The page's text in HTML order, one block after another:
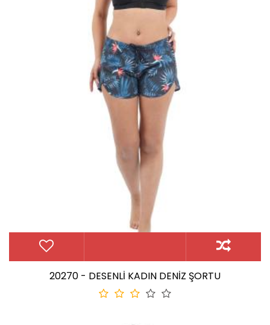
20270 - DESENLİ KADIN DENİZ ŞORTU